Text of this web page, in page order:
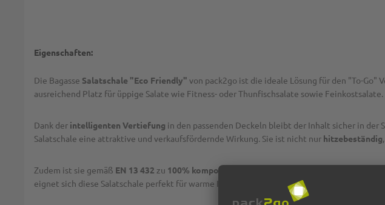
Eigenschaften:
Die Bagasse Salatschale "Eco Friendly" von pack2go ist die ideale Lösung für den "To-Go"
ausreichend Platz für üppige Salate wie Fitness- oder Thunfischsalate sowie Feinkostsalate.
Dank der intelligenten Vertiefung in den passenden Deckeln bleibt der Inhalt sicher in der
Salatschale eine attraktive und verkaufsfördernde Wirkung. Sie ist nicht nur hitzebeständig
Zudem ist sie gemäß EN 13 432 zu 100% kompostierbar
eignet sich diese Salatschale perfekt für warme Inhalte.